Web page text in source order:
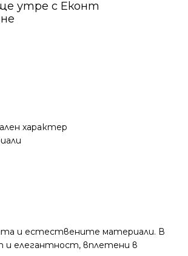
утре с Еконт
характер
и естествените материали. В
и елегантност, вплетени в